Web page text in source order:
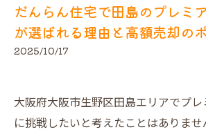
だんらん住宅で田島のプレミ
が選ばれる理由と高額売却の
2025/10/17
大阪府大阪市生野区田島エリアでプ
に挑戦したいと考えたことはありま